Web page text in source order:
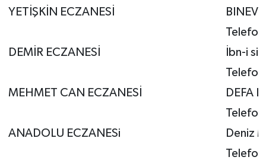
YETİŞKİN ECZANESİ
DEMİR ECZANESİ
İbn-i
MEHMET CAN ECZANESİ
DEFA
ANADOLU ECZANESi
Deniz